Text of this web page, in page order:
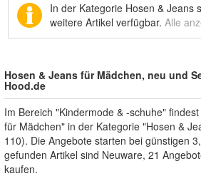
In der Kategorie Hosen & Jeans
weitere Artikel verfügbar. Alle
Hosen & Jeans für Mädchen, neu und
Hood.de
Im Bereich "Kindermode & -schuhe"
für Mädchen" in der Kategorie "Hosen &
110). Die Angebote starten bei günstigen
gefunden Artikel sind Neuware, 21
kaufen.